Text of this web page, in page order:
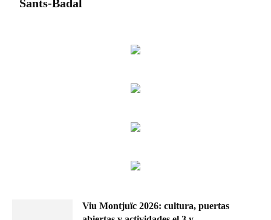
Sants-Badal
Viu Montjuïc 2026: cultura, puertas